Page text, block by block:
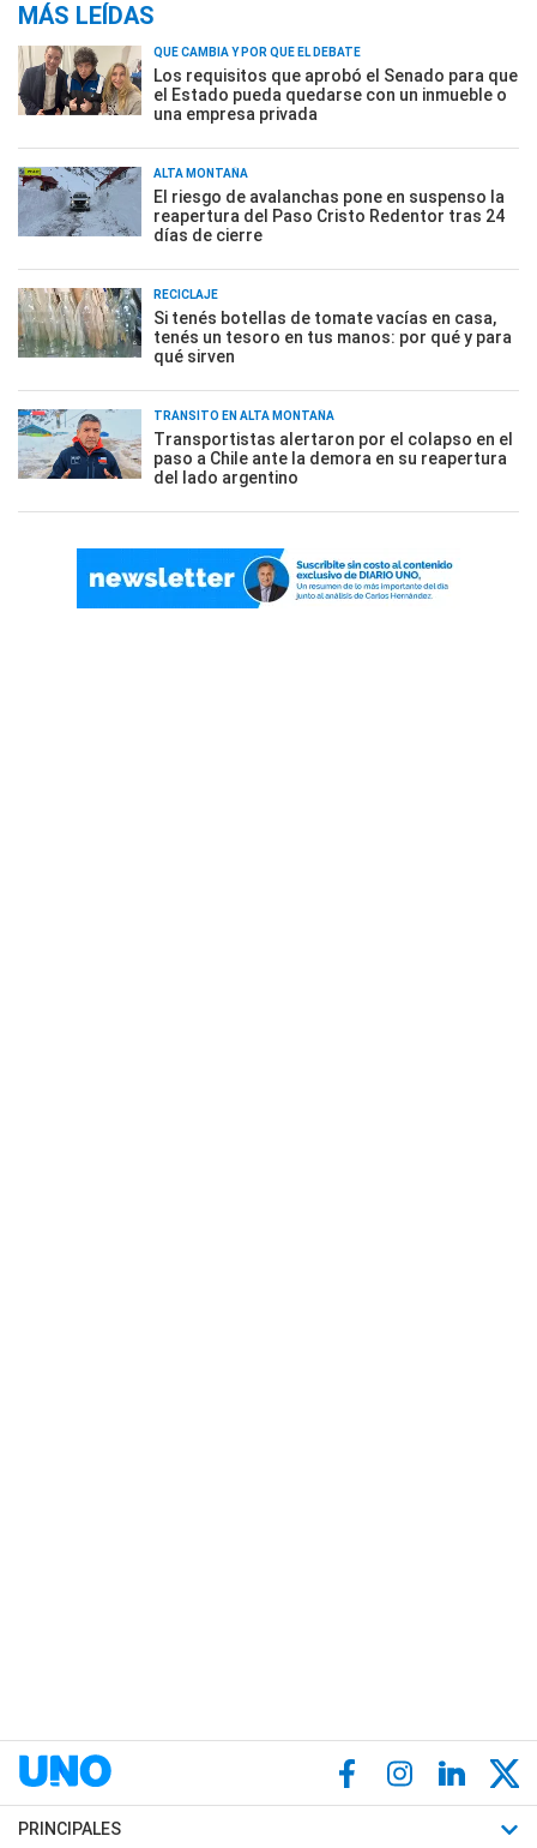
MÁS LEÍDAS
QUÉ CAMBIA Y POR QUÉ EL DEBATE
Los requisitos que aprobó el Senado para que
el Estado pueda quedarse con un inmueble o
una empresa privada
ALTA MONTAÑA
El riesgo de avalanchas pone en suspenso la
reapertura del Paso Cristo Redentor tras 24
días de cierre
RECICLAJE
Si tenés botellas de tomate vacías en casa,
tenés un tesoro en tus manos: por qué y para
qué sirven
TRÁNSITO EN ALTA MONTAÑA
Transportistas alertaron por el colapso en el
paso a Chile ante la demora en su reapertura
del lado argentino
PRINCIPALES